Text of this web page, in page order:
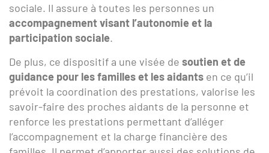
sociale. Il assure à toutes les personnes un
accompagnement visant l’autonomie et la
participation sociale.
De plus, ce dispositif a une visée de soutien et de
guidance pour les familles et les aidants en ce qu’il
prévoit la coordination des prestations, valorise les
savoir-faire des proches aidants de la personne et
renforce les prestations permettant d’alléger
l’accompagnement et la charge financière des